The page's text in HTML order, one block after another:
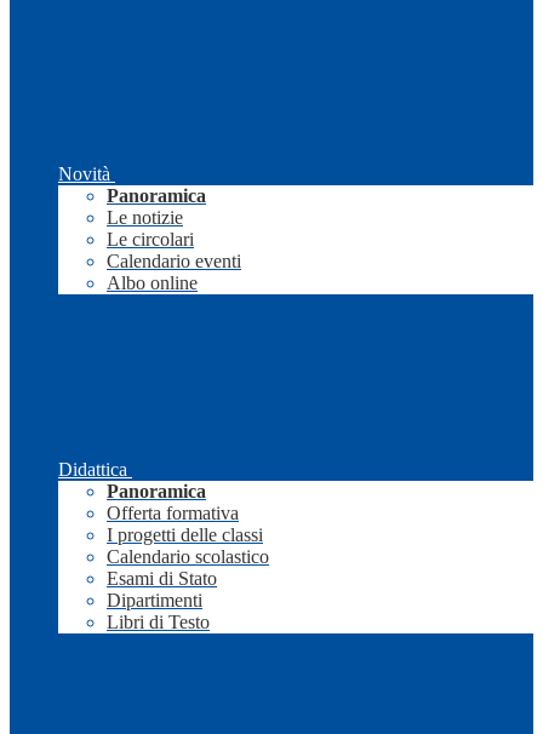
Novità
Panoramica
Le notizie
Le circolari
Calendario eventi
Albo online
Didattica
Panoramica
Offerta formativa
I progetti delle classi
Calendario scolastico
Esami di Stato
Dipartimenti
Libri di Testo